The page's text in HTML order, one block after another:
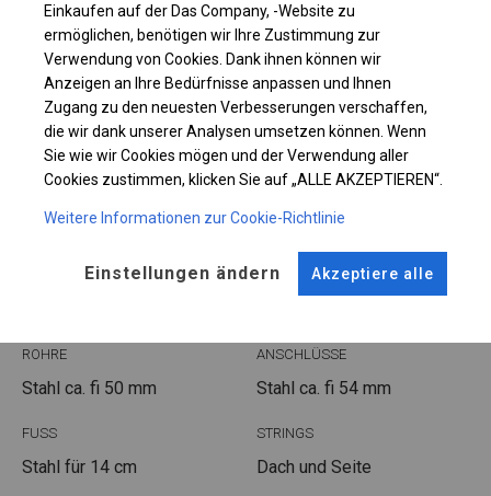
Einzelheiten ansehen
Plane ändern
POLAR
ROHRE
Stahl ca. fi 50 mm
ANSCHLÜSSE
Stahl ca. fi 54 mm
FUSS
Stahl für 14 cm
STRINGS
Dach und Seite
Einkaufen auf der Das Company, -Website zu
ermöglichen, benötigen wir Ihre Zustimmung zur
Verwendung von Cookies. Dank ihnen können wir
Anzeigen an Ihre Bedürfnisse anpassen und Ihnen
Zugang zu den neuesten Verbesserungen verschaffen,
die wir dank unserer Analysen umsetzen können. Wenn
Sie wie wir Cookies mögen und der Verwendung aller
Cookies zustimmen, klicken Sie auf „ALLE AKZEPTIEREN“.
Weitere Informationen zur Cookie-Richtlinie
Einstellungen ändern Akzeptiere alle